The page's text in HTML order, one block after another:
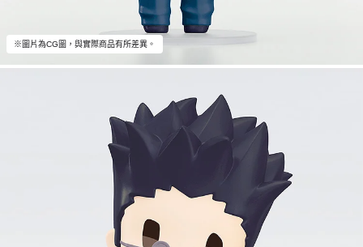
※圖片為CG圖，與實際商品有所差異。